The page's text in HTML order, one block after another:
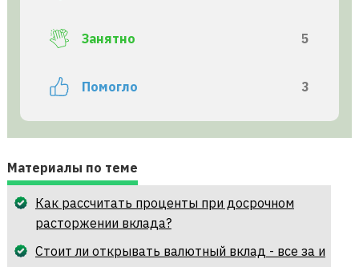
Занятно 5
Помогло 3
Материалы по теме
Как рассчитать проценты при досрочном
расторжении вклада?
Cтоит ли открывать валютный вклад - все за и